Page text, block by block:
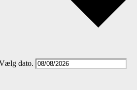
dato.